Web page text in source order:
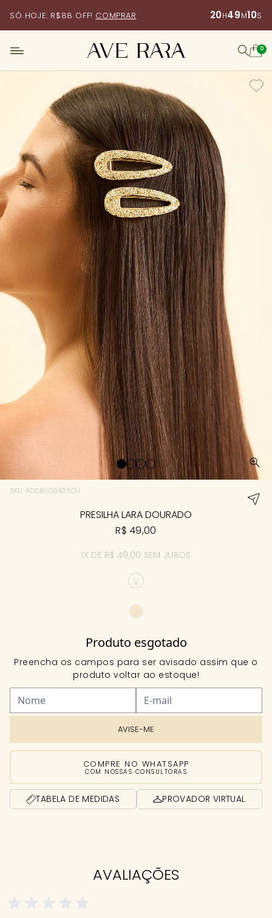
20H49M10S
SÓ HOJE: R$88 OFF! COMPRAR
0
SKU: ACCB0004030U
PRESILHA LARA DOURADO
R$ 49,00
1X DE R$ 49,00 SEM JUROS
U
Produto esgotado
Preencha os campos para ser avisado assim que o
produto voltar ao estoque!
AVISE-ME
COMPRE NO WHATSAPP
COM NOSSAS CONSULTORAS
TABELA DE MEDIDAS PROVADOR VIRTUAL
AVALIAÇÕES